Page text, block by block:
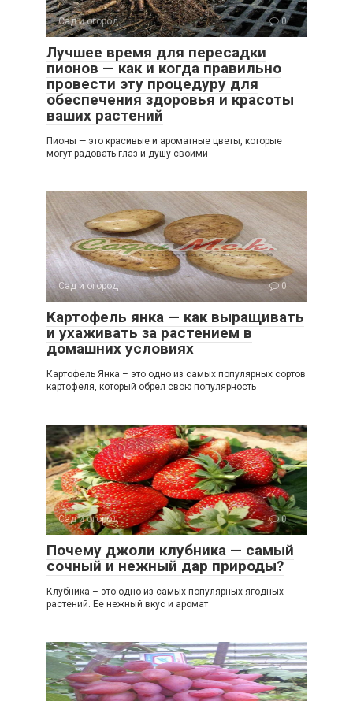
Сад и огород 0
Лучшее время для пересадки
пионов — как и когда правильно
провести эту процедуру для
обеспечения здоровья и красоты
ваших растений
Пионы — это красивые и ароматные цветы, которые
могут радовать глаз и душу своими
Сад и огород 0
Картофель янка — как выращивать
и ухаживать за растением в
домашних условиях
Картофель Янка – это одно из самых популярных сортов
картофеля, который обрел свою популярность
Сад и огород 0
Почему джоли клубника — самый
сочный и нежный дар природы?
Клубника – это одно из самых популярных ягодных
растений. Ее нежный вкус и аромат